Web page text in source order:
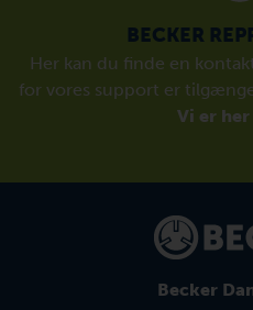
BECKER
Her kan du finde en
for vores support er
Vi er
Becker